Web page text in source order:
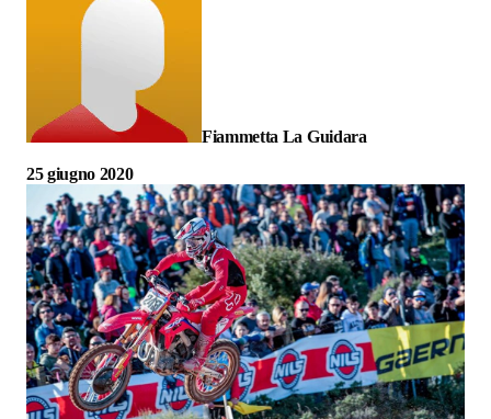
Fiammetta La Guidara
25 giugno 2020